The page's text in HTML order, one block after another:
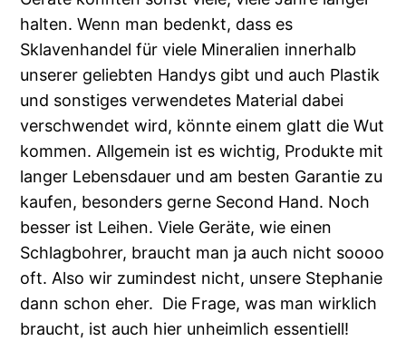
halten. Wenn man bedenkt, dass es
Sklavenhandel für viele Mineralien innerhalb
unserer geliebten Handys gibt und auch Plastik
und sonstiges verwendetes Material dabei
verschwendet wird, könnte einem glatt die Wut
kommen. Allgemein ist es wichtig, Produkte mit
langer Lebensdauer und am besten Garantie zu
kaufen, besonders gerne Second Hand. Noch
besser ist Leihen. Viele Geräte, wie einen
Schlagbohrer, braucht man ja auch nicht soooo
oft. Also wir zumindest nicht, unsere Stephanie
dann schon eher. Die Frage, was man wirklich
braucht, ist auch hier unheimlich essentiell!